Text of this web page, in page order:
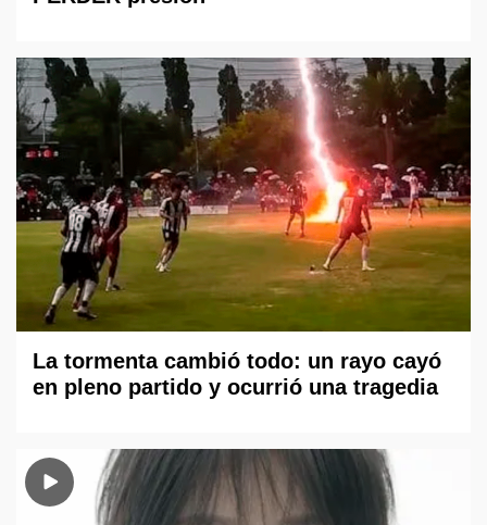
La tormenta cambió todo: un rayo cayó
en pleno partido y ocurrió una tragedia